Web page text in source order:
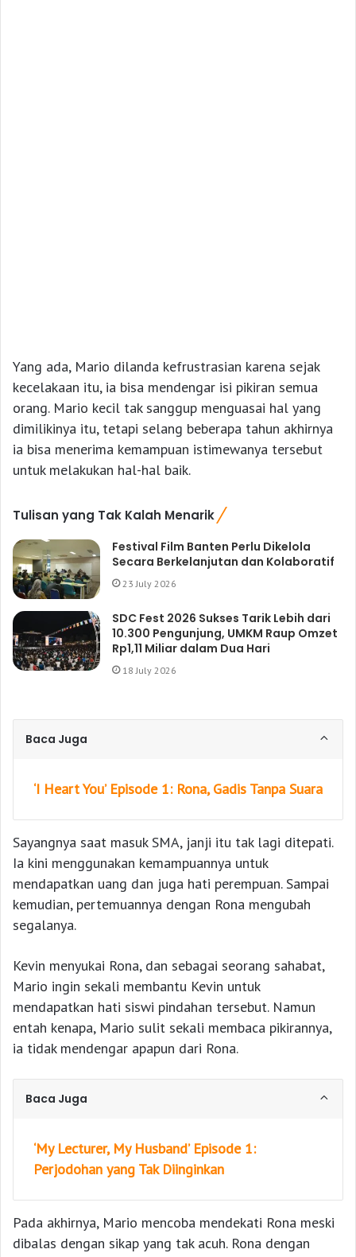
Yang ada, Mario dilanda kefrustrasian karena sejak
kecelakaan itu, ia bisa mendengar isi pikiran semua
orang. Mario kecil tak sanggup menguasai hal yang
dimilikinya itu, tetapi selang beberapa tahun akhirnya
ia bisa menerima kemampuan istimewanya tersebut
untuk melakukan hal-hal baik.
Tulisan yang Tak Kalah Menarik
Festival Film Banten Perlu Dikelola
Secara Berkelanjutan dan Kolaboratif
23 July 2026
SDC Fest 2026 Sukses Tarik Lebih dari
10.300 Pengunjung, UMKM Raup Omzet
Rp1,11 Miliar dalam Dua Hari
18 July 2026
Baca Juga
‘I Heart You’ Episode 1: Rona, Gadis Tanpa Suara
Sayangnya saat masuk SMA, janji itu tak lagi ditepati.
Ia kini menggunakan kemampuannya untuk
mendapatkan uang dan juga hati perempuan. Sampai
kemudian, pertemuannya dengan Rona mengubah
segalanya.
Kevin menyukai Rona, dan sebagai seorang sahabat,
Mario ingin sekali membantu Kevin untuk
mendapatkan hati siswi pindahan tersebut. Namun
entah kenapa, Mario sulit sekali membaca pikirannya,
ia tidak mendengar apapun dari Rona.
Baca Juga
‘My Lecturer, My Husband’ Episode 1:
Perjodohan yang Tak Diinginkan
Pada akhirnya, Mario mencoba mendekati Rona meski
dibalas dengan sikap yang tak acuh. Rona dengan